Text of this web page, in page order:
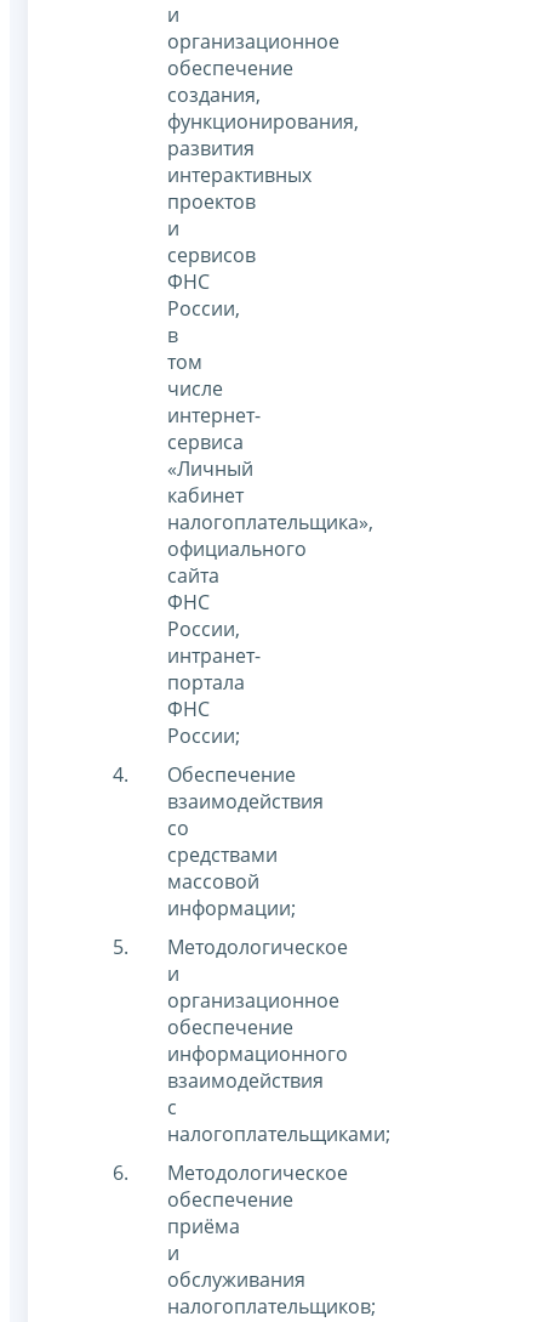
и
организационное
обеспечение
создания,
функционирования,
развития
интерактивных
проектов
и
сервисов
ФНС
России,
в
том
числе
интернет-
сервиса
«Личный
кабинет
налогоплательщика»,
официального
сайта
ФНС
России,
интранет-
портала
ФНС
России;
Обеспечение
взаимодействия
со
средствами
массовой
информации;
Методологическое
и
организационное
обеспечение
информационного
взаимодействия
с
налогоплательщиками;
Методологическое
обеспечение
приёма
и
обслуживания
налогоплательщиков;